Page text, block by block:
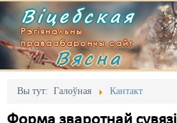
Віцебская
Рэгіянальны
праваабарончы сайт
Вясна
Вы тут: Галоўная Кантакт
Галоўная
Адміністрацыйны перасьлед
Акцыі
Выданьні
Відэа